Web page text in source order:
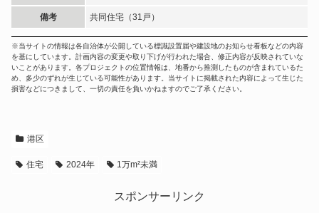
備考 共同住宅（31戸）
※当サイトの情報は各自治体が公開している標識設置届や建設地のお知らせ看板などの内容
を基にしています。計画内容の変更や取り下げが行われた場合、修正内容が反映されていな
いことがあります。各プロジェクトの位置情報は、地番から推測したものが含まれているた
め、多少のずれが生じている可能性があります。当サイトに掲載された内容によって生じた
損害などにつきまして、一切の責任を負いかねますのでご了承ください。
港区
住宅 2024年 1万m²未満
スポンサーリンク